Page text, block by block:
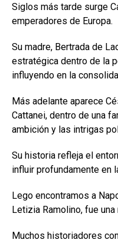
Siglos más tarde surge
emperadores de Europa.
Su madre, Bertrada de
estratégica dentro de la
influyendo en la
Más adelante aparece
Cattanei, dentro de una
ambición y las intrigas
Su historia refleja el
influir profundamente en
Lego encontramos a
Letizia Ramolino, fue
Muchos historiadores